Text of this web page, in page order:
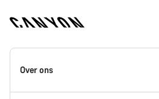
Canyon
Homepage
Over ons